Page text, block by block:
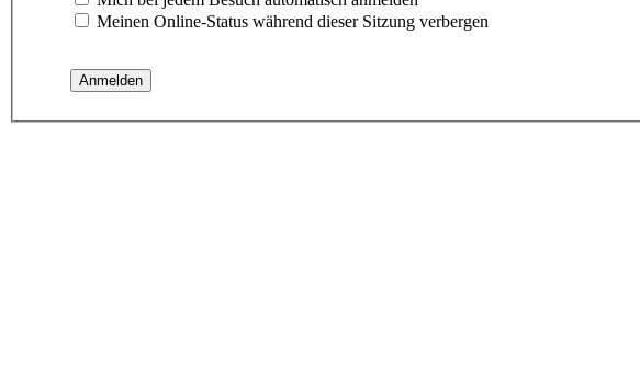
Meinen Online-Status während dieser Sitzung verbergen